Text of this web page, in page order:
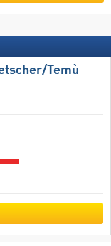
​Temù